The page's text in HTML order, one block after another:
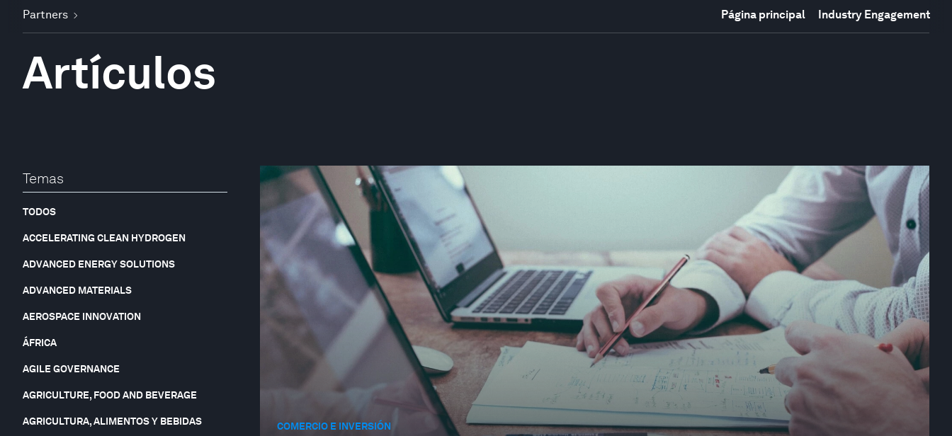
Partners Página principal Industry Engagement
Artículos
Temas
TODOS
ACCELERATING CLEAN HYDROGEN
ADVANCED ENERGY SOLUTIONS
ADVANCED MATERIALS
AEROSPACE INNOVATION
ÁFRICA
AGILE GOVERNANCE
AGRICULTURE, FOOD AND BEVERAGE
AGRICULTURA, ALIMENTOS Y BEBIDAS COMERCIO E INVERSIÓN